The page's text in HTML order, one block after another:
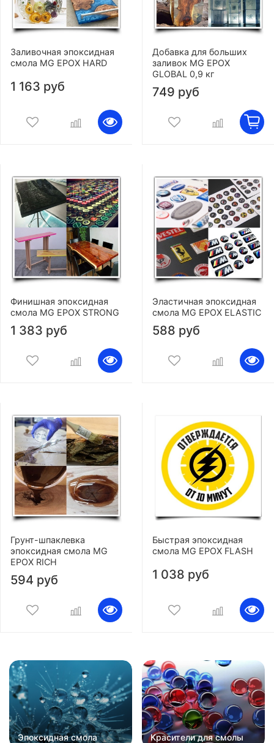
Заливочная эпоксидная
смола MG EPOX HARD
1 163 руб
Добавка для больших
заливок MG EPOX
GLOBAL 0,9 кг
749 руб
Финишная эпоксидная
смола MG EPOX STRONG
1 383 руб
Эластичная эпоксидная
смола MG EPOX ELASTIC
588 руб
Грунт-шпаклевка
эпоксидная смола MG
EPOX RICH
594 руб
Быстрая эпоксидная
смола MG EPOX FLASH
1 038 руб
Эпоксидная смола Красители для смолы